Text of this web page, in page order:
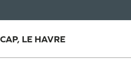
LE HAVRE